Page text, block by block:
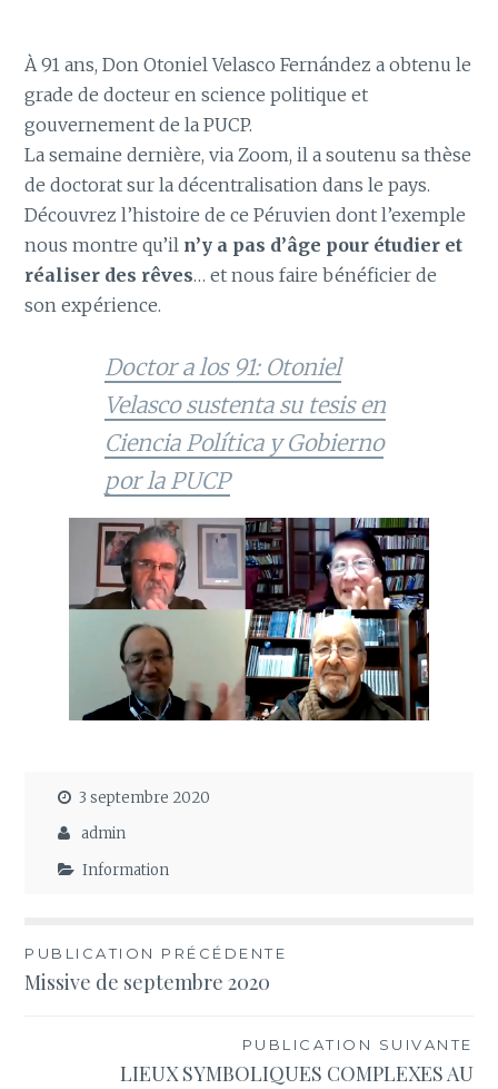
À 91 ans, Don Otoniel Velasco Fernández a obtenu le
grade de docteur en science politique et
gouvernement de la PUCP.
La semaine dernière, via Zoom, il a soutenu sa thèse
de doctorat sur la décentralisation dans le pays.
Découvrez l’histoire de ce Péruvien dont l’exemple
nous montre qu’il n’y a pas d’âge pour étudier et
réaliser des rêves… et nous faire bénéficier de
son expérience.
Doctor a los 91: Otoniel
Velasco sustenta su tesis en
Ciencia Política y Gobierno
por la PUCP
3 septembre 2020
admin
Information
Navigation
de
PUBLICATION PRÉCÉDENTE
Missive de septembre 2020
PUBLICATION SUIVANTE
LIEUX SYMBOLIQUES COMPLEXES AU